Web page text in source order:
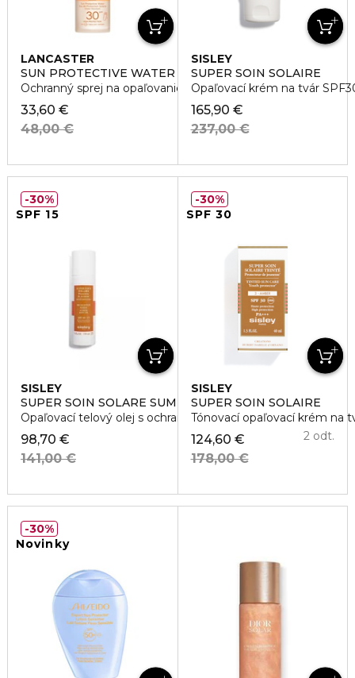
LANCASTER
SUN PROTECTIVE WATER SPF30
Ochranný sprej na opaľovanie
33,60 €
48,00 €
SISLEY
SUPER SOIN SOLAIRE
Opaľovací krém na tvár
165,90 €
237,00 €
SPF 15
SISLEY
SUPER SOIN SOLARE SUMMER BODY OIL CARE SPF 15
Opaľovací telový olej s ochranou SPF 16
98,70 €
141,00 €
30%
SPF 30
SISLEY
SUPER SOIN SOLAIRE
Tónovací opaľovací krém na
124,60 €
178,00 €
2 odt.
30%
Novinky
30%